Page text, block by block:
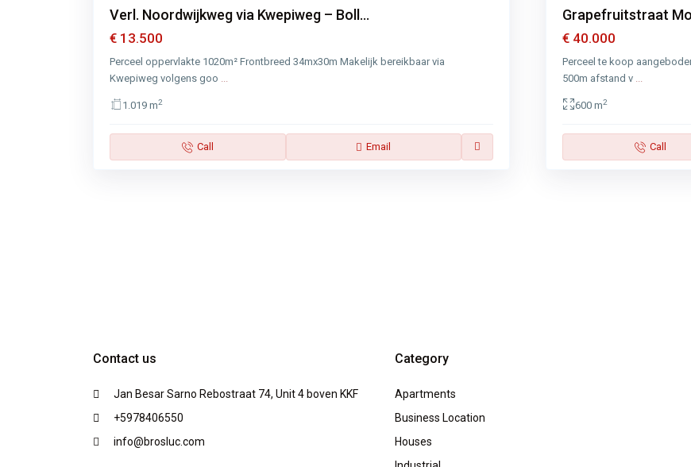
Verl. Noordwijkweg via Kwepiweg – Boll...
€ 13.500
Perceel oppervlakte 1020m² Frontbreed 34mx30m Makelijk bereikbaar via
Kwepiweg volgens goo ...
1.019 m2
Call Email
Grapefruitstraat
€ 40.000
Perceel te koop
500m afstand v ...
600 m2
Call
Contact us
Jan Besar Sarno Rebostraat 74, Unit 4 boven KKF
+5978406550
info@brosluc.com
Category
Apartments
Business Location
Houses